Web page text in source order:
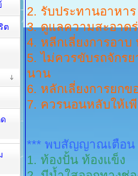
2. รับประทานอาหา
3. ดูแลความสะอาด
4. หลีกเลี่ยงการอา
5. ไม่ควรขับรถจักร
นาน
6. หลักเลี่ยงการยกข
7. ควรนอนหลับให้เ
*** พบสัญญาณเตือน
1. ท้องปั้น ท้องแข็ง
ต